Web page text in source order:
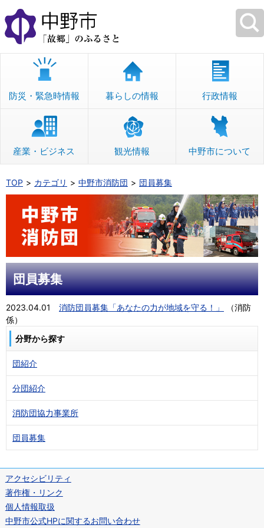
本
文
へ
移
防災・緊急時情報 暮らしの情報 行政情報
産業・ビジネス 観光情報 中野市について
TOP カテゴリ 中野市消防団 団員募集
団員募集
2023.04.01 消防団員募集「あなたの力が地域を守る！」 （消防
係）
分野から探す
団紹介
分団紹介
消防団協力事業所
団員募集
アクセシビリティ
著作権・リンク
個人情報取扱
中野市公式HPに関するお問い合わせ